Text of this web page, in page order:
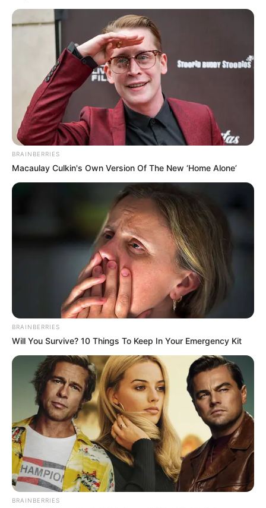
INDEPENDIENTE MEDELLÍN
Ganó, goleó y gusto: El
Independiente Medellín
sueña con la clasificación
CLÁSICO RCN
Clásico RCN 2024: así
quedó la clasificación
TOUR DE FRANCIA
Así quedaron los
colombianos en la general
del Tour de Francia 2024
tras la etapa 8
ALERTA PAISA
Nacional venció a Medellín
en el clásico paisa de la
Liga Femenina
LIGA BETPLAY
Así quedó la tabla de
clasificación de la Liga
Betplay
BRAINBERRIES
Macaulay Culkin's Own Version Of The New ‘Home Alone’
BRAINBERRIES
Will You Survive? 10 Things To Keep In Your Emergency Kit
BRAINBERRIES